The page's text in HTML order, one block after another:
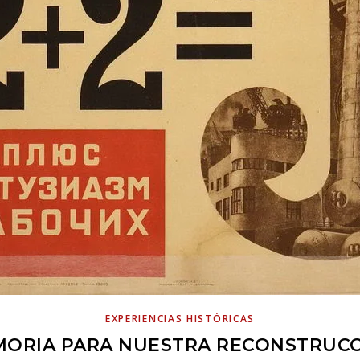
EXPERIENCIAS HISTÓRICAS
PARA NUESTRA